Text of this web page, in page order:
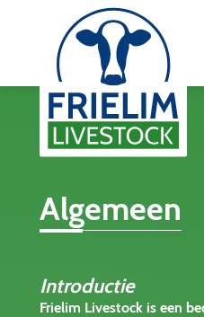
Algemeen
Introductie
Frielim Livestock is een